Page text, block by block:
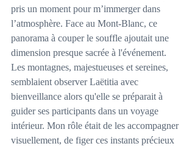
pris un moment pour m’immerger dans
l’atmosphère. Face au Mont-Blanc, ce
panorama à couper le souffle ajoutait une
dimension presque sacrée à l'événement.
Les montagnes, majestueuses et sereines,
semblaient observer Laëtitia avec
bienveillance alors qu'elle se préparait à
guider ses participants dans un voyage
intérieur. Mon rôle était de les accompagner
visuellement, de figer ces instants précieux